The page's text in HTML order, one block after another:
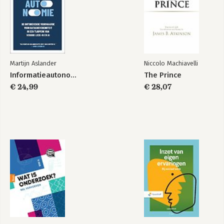
Martijn Aslander
Informatieautonomie
€ 24,99
Niccolo Machiavelli
The Prince
€ 28,07